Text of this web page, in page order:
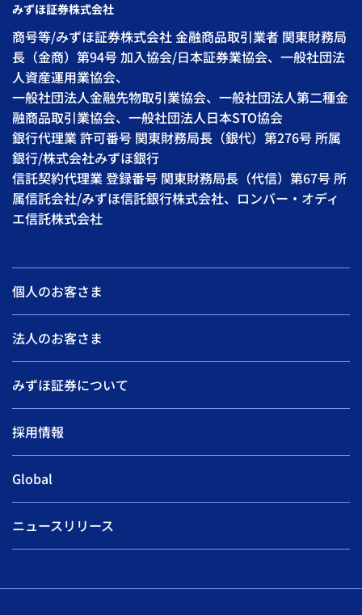
みずほ証券株式会社
商号等/みずほ証券株式会社 金融商品取引業者 関東財務局
長（金商）第94号 加入協会/日本証券業協会、一般社団法
人資産運用業協会、
一般社団法人金融先物取引業協会、一般社団法人第二種金
融商品取引業協会、一般社団法人日本STO協会
銀行代理業 許可番号 関東財務局長（銀代）第276号 所属
銀行/株式会社みずほ銀行
信託契約代理業 登録番号 関東財務局長（代信）第67号 所
属信託会社/みずほ信託銀行株式会社、ロンバー・オディ
エ信託株式会社
個人のお客さま
法人のお客さま
みずほ証券について
採用情報
Global
ニュースリリース